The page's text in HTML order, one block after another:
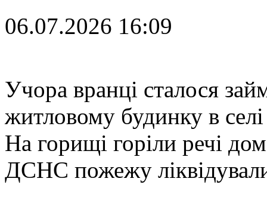
06.07.2026 16:09
Учора вранці сталося
житловому будинку в
На горищі горіли речі
ДСНС пожежу